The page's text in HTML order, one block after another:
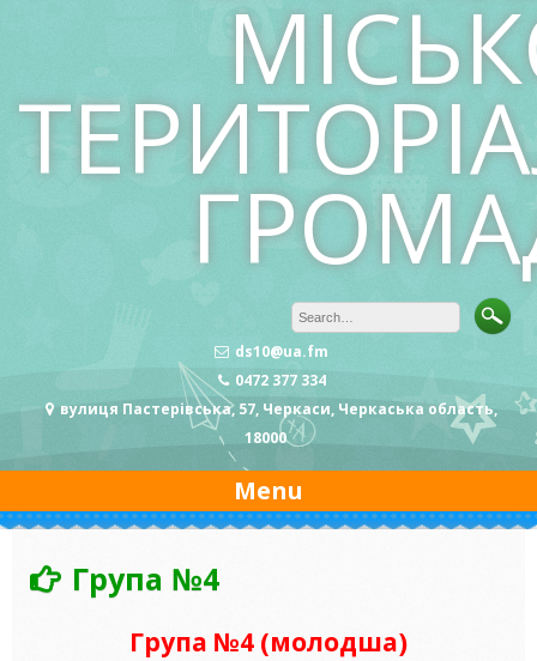
ds10@ua.fm
0472 377 334
вулиця Пастерівська, 57, Черкаси, Черкаська область,
18000
Menu
Група №4
Група №4 (молодша)